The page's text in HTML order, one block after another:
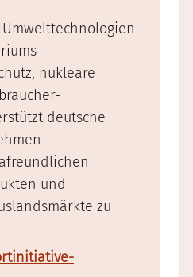
nukleare
deutsche
und
zu